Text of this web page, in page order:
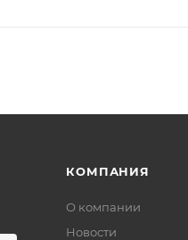
КОМПАНИЯ
О компании
Новости